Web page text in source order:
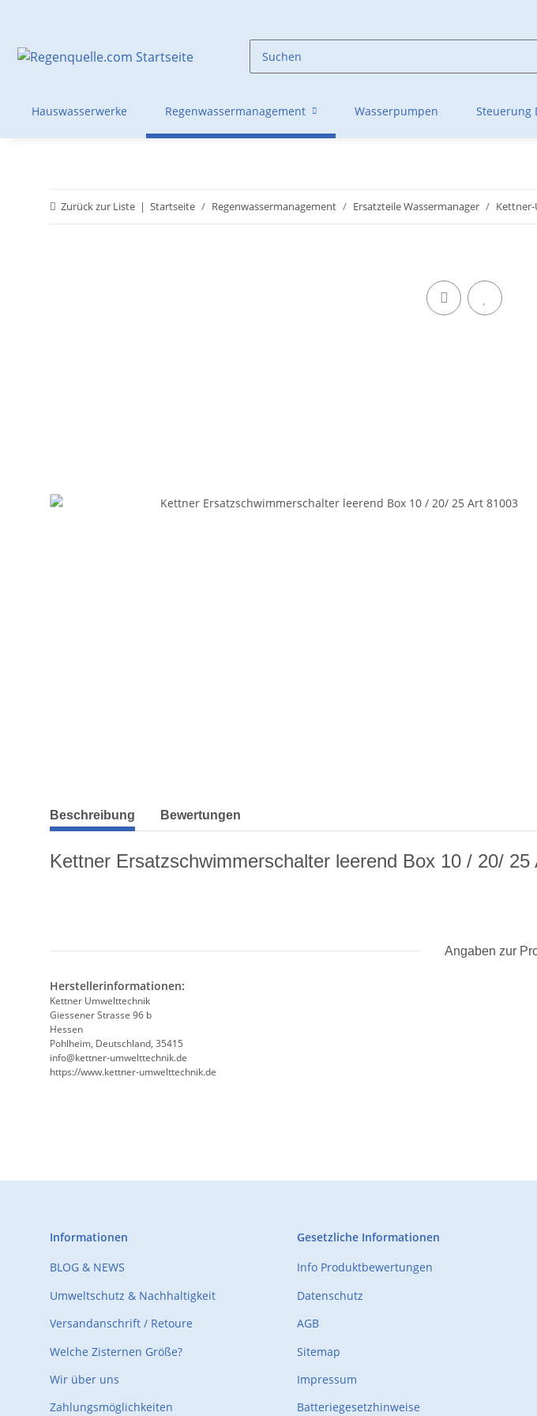
Hauswasserwerke Regenwassermanagement Wasserpumpen Steuerung
Zurück zur Liste Startseite Regenwassermanagement Ersatzteile Wassermanager
weitere Registerkarten anzeigen
Beschreibung Bewertungen
Kettner Ersatzschwimmerschalter leerend Box 10 / 20/ 25
Angaben zur
Herstellerinformationen:
Kettner Umwelttechnik
Giessener Strasse 96 b
Hessen
Pohlheim, Deutschland, 35415
info@kettner-umwelttechnik.de
https://www.kettner-umwelttechnik.de
Informationen
BLOG & NEWS
Umweltschutz & Nachhaltigkeit
Versandanschrift / Retoure
Welche Zisternen Größe?
Wir über uns
Zahlungsmöglichkeiten
Gesetzliche Informationen
Info Produktbewertungen
Datenschutz
AGB
Sitemap
Impressum
Batteriegesetzhinweise